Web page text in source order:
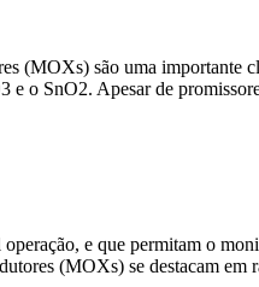
(MOXs) são uma importante
o SnO2. Apesar de
e que permitam o
(MOXs) se destacam